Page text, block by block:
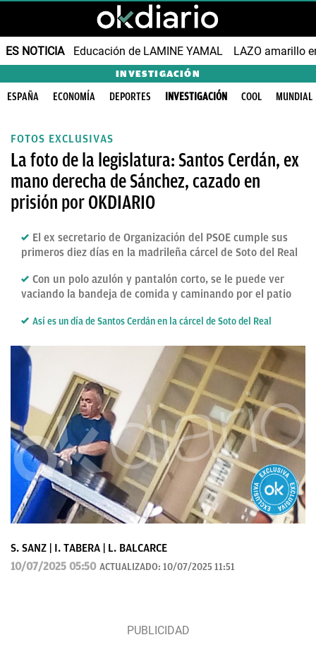
ES NOTICIA Educación de LAMINE YAMAL LAZO amarillo
INVESTIGACIÓN
ESPAÑA ECONOMÍA DEPORTES INVESTIGACIÓN COOL MUNDIAL
FOTOS EXCLUSIVAS
La foto de la legislatura: Santos Cerdán, ex
mano derecha de Sánchez, cazado en
prisión por OKDIARIO
El ex secretario de Organización del PSOE cumple sus
primeros diez días en la madrileña cárcel de Soto del Real
Con un polo azulón y pantalón corto, se le puede ver
vaciando la bandeja de comida y caminando por el patio
Así es un día de Santos Cerdán en la cárcel de Soto del Real
S. SANZ | I. TABERA | L. BALCARCE
10/07/2025 05:50 ACTUALIZADO: 10/07/2025 11:51